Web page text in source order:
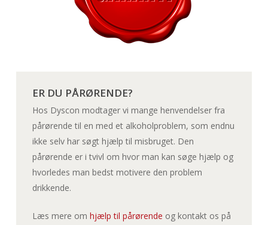
ER DU PÅRØRENDE?
Hos Dyscon modtager vi mange henvendelser fra
pårørende til en med et alkoholproblem, som endnu
ikke selv har søgt hjælp til misbruget. Den
pårørende er i tvivl om hvor man kan søge hjælp og
hvorledes man bedst motivere den problem
drikkende.
Læs mere om hjælp til pårørende og kontakt os på